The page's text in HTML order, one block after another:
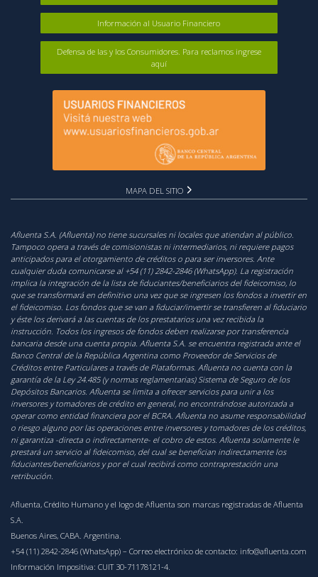
Información al Usuario Financiero
Defensa de las y los Consumidores. Para reclamos ingrese
aquí
MAPA DEL SITIO
Afluenta S.A. (Afluenta) no tiene sucursales ni locales que atiendan al público.
Tampoco opera a través de comisionistas ni intermediarios, ni requiere pagos
anticipados para el otorgamiento de créditos o para ser inversores. Ante
cualquier duda comunicarse al +54 (11) 2842-2846 (WhatsApp). La registración
implica la integración de la lista de fiduciantes/beneficiarios del fideicomiso, lo
que se transformará en definitivo una vez que se ingresen los fondos a invertir en
el fideicomiso. Los fondos que se van a fiduciar/invertir se transfieren al fiduciario
y éste los derivará a las cuentas de los prestatarios una vez recibida la
instrucción. Todos los ingresos de fondos deben realizarse por transferencia
bancaria desde una cuenta propia. Afluenta S.A. se encuentra registrada ante el
Banco Central de la República Argentina como Proveedor de Servicios de
Créditos entre Particulares a través de Plataformas. Afluenta no cuenta con la
garantía de la Ley 24.485 (y normas reglamentarias) Sistema de Seguro de los
Depósitos Bancarios. Afluenta se limita a ofrecer servicios para unir a los
inversores y tomadores de crédito en general, no encontrándose autorizada a
operar como entidad financiera por el BCRA. Afluenta no asume responsabilidad
o riesgo alguno por las operaciones entre inversores y tomadores de los créditos,
ni garantiza -directa o indirectamente- el cobro de estos. Afluenta solamente le
prestará un servicio al fideicomiso, del cual se benefician indirectamente los
fiduciantes/beneficiarios y por el cual recibirá como contraprestación una
retribución.
Afluenta, Crédito Humano y el logo de Afluenta son marcas registradas de Afluenta
S.A.
Buenos Aires, CABA. Argentina.
+54 (11) 2842-2846 (WhatsApp) – Correo electrónico de contacto: info@afluenta.com
Información Impositiva: CUIT 30-71178121-4.